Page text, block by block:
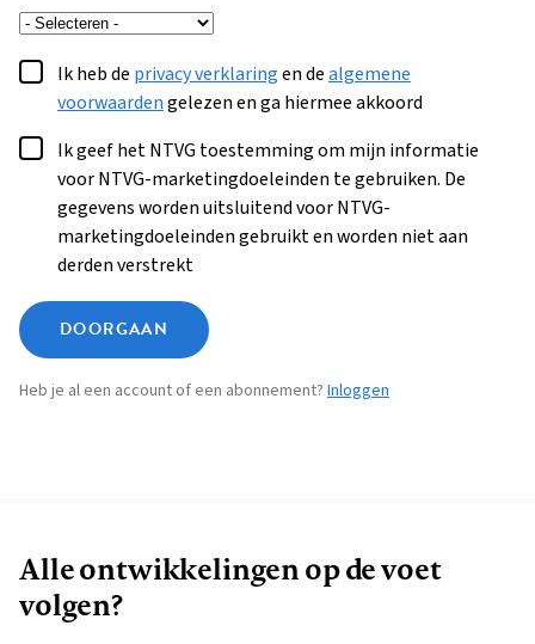
Ik heb de privacy verklaringen dealgemene
voorwaardengelezen en ga hiermee akkoord
Ik geef het NTVG toestemming om mijn informatie
voor NTVG-marketingdoeleinden te gebruiken. De
gegevens worden uitsluitend voor NTVG-
marketingdoeleinden gebruikt en worden niet aan
derden verstrekt
DOORGAAN
Heb je al een account of een abonnement? Inloggen
Alle ontwikkelingen op de voet
volgen?